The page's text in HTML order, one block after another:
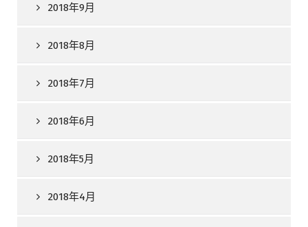
2018年9月
2018年8月
2018年7月
2018年6月
2018年5月
2018年4月